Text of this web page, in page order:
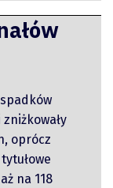
zniżkowały
oprócz
na 118